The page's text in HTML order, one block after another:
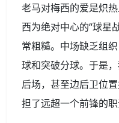
老马对梅西的爱是炽
西为绝对中心的“球星
常粗糙。中场缺乏组
球和突破分球。于是
后场，甚至边后卫位
担了远超一个前锋的职